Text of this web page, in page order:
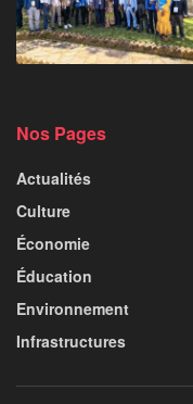
Nos Pages
Actualités
Culture
Économie
Éducation
Environnement
Infrastructures